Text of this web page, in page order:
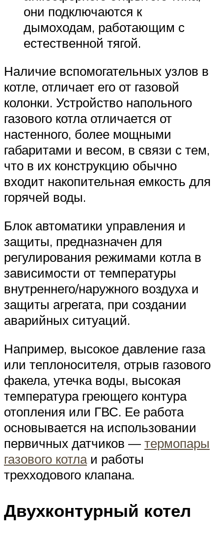
они подключаются к
дымоходам, работающим с
естественной тягой.
Наличие вспомогательных узлов в
котле, отличает его от газовой
колонки. Устройство напольного
газового котла отличается от
настенного, более мощными
габаритами и весом, в связи с тем,
что в их конструкцию обычно
входит накопительная емкость для
горячей воды.
Блок автоматики управления и
защиты, предназначен для
регулирования режимами котла в
зависимости от температуры
внутреннего/наружного воздуха и
защиты агрегата, при создании
аварийных ситуаций.
Например, высокое давление газа
или теплоносителя, отрыв газового
факела, утечка воды, высокая
температура греющего контура
отопления или ГВС. Ее работа
основывается на использовании
первичных датчиков — термопары
газового котлаи работы
трехходового клапана.
Двухконтурный котел